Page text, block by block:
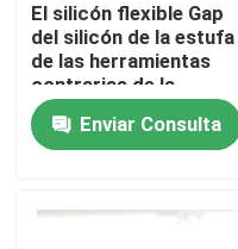
Inicio
El silicón flexible Gap
del silicón de la estufa
de las herramientas
contrarias de la
cocina cubre el sello
Gap Enviar Consulta